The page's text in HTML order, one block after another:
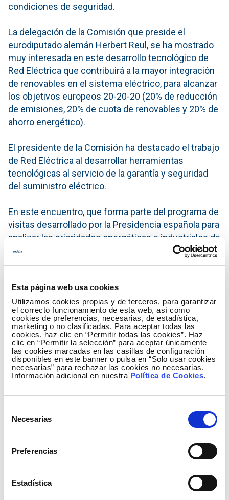
Esta página web usa cookies
Utilizamos cookies propias y de terceros, para garantizar
el correcto funcionamiento de esta web, así como
cookies de preferencias, necesarias, de estadística,
marketing o no clasificadas. Para aceptar todas las
cookies, haz clic en “Permitir todas las cookies”. Haz
clic en “Permitir la selección” para aceptar únicamente
las cookies marcadas en las casillas de configuración
disponibles en este banner o pulsa en “Solo usar cookies
necesarias” para rechazar las cookies no necesarias.
Información adicional en nuestra Política de Cookies.
Necesarias
Preferencias
Estadística
condiciones de seguridad.
La delegación de la Comisión que preside el
eurodiputado alemán Herbert Reul, se ha mostrado
muy interesada en este desarrollo tecnológico de
Red Eléctrica que contribuirá a la mayor integración
de renovables en el sistema eléctrico, para alcanzar
los objetivos europeos 20-20-20 (20% de reducción
de emisiones, 20% de cuota de renovables y 20% de
ahorro energético).
El presidente de la Comisión ha destacado el trabajo
de Red Eléctrica al desarrollar herramientas
tecnológicas al servicio de la garantía y seguridad
del suministro eléctrico.
En este encuentro, que forma parte del programa de
visitas desarrollado por la Presidencia española para
analizar las prioridades energéticas e industriales de
la Unión Europea, los eurodiputados asistentes han
querido conocer el estado actual de las
aumentarlas y mejorarlas para desarrollar un
sistema eléctrico europeo más eficiente.
Además, se han interesado por las características
técnicas de la nueva interconexión con Francia y han
coincidido en considerar este proyecto como un
desafío tecnológico, a la vez que una prioridad para
Europa.
Investigación y Energía ha venido representada,
además de por su presidente, por los eurodiputados
Paul Rübig (Austria), António Fernando Correia
(Portugal), Norbert Glante (Alemania), Catherine
(Bulgaria), Reinhard Bütikofer (Alemania) y los
españoles Pilar del Castillo, Alejo Vidal-Quadras,